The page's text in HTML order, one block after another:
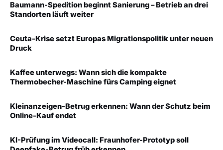
Baumann-Spedition beginnt Sanierung – Betrieb an drei
Standorten läuft weiter
Ceuta-Krise setzt Europas Migrationspolitik unter neuen
Druck
Kaffee unterwegs: Wann sich die kompakte
Thermobecher-Maschine fürs Camping eignet
Kleinanzeigen-Betrug erkennen: Wann der Schutz beim
Online-Kauf endet
KI-Prüfung im Videocall: Fraunhofer-Prototyp soll